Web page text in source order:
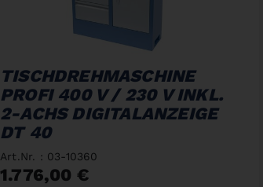
TISCHDREHMASCHINE
PROFI 400 V / 230 V INKL.
2-ACHS DIGITALANZEIGE
DT 40
Art.Nr. : 03-10360
1.776,00 €